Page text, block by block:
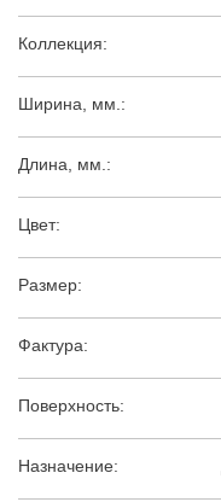
Коллекция:
Ширина, мм.:
Длина, мм.:
Цвет:
Размер:
Фактура:
Поверхность:
Назначение: